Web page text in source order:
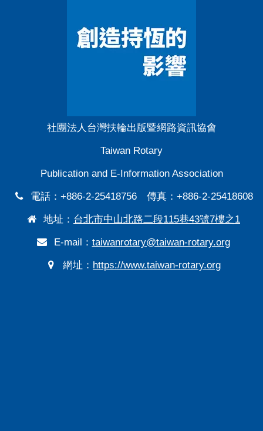
社團法人台灣扶輪出版暨網路資訊協會
Taiwan Rotary
Publication and E-Information Association
電話：+886-2-25418756 傳真：+886-2-25418608
地址： 台北市中山北路二段115巷43號7樓之1
E-mail： taiwanrotary@taiwan-rotary.org
網址： https://www.taiwan-rotary.org